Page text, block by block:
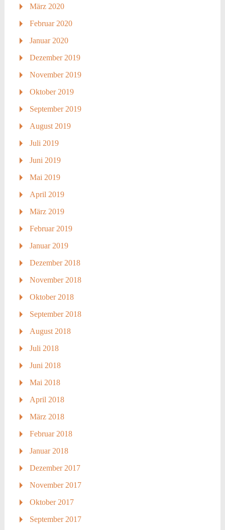
März 2020
Februar 2020
Januar 2020
Dezember 2019
November 2019
Oktober 2019
September 2019
August 2019
Juli 2019
Juni 2019
Mai 2019
April 2019
März 2019
Februar 2019
Januar 2019
Dezember 2018
November 2018
Oktober 2018
September 2018
August 2018
Juli 2018
Juni 2018
Mai 2018
April 2018
März 2018
Februar 2018
Januar 2018
Dezember 2017
November 2017
Oktober 2017
September 2017